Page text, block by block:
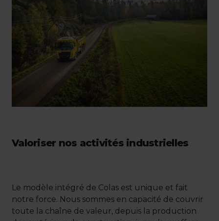
Valoriser nos activités industrielles
Le modèle intégré de Colas est unique et fait
notre force. Nous sommes en capacité de couvrir
toute la chaîne de valeur, depuis la production